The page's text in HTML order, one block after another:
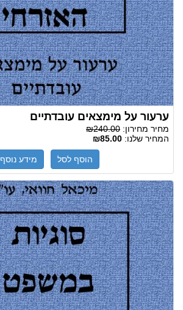
ערעור על מימצאים עובדתיים
מחיר מחירון: ₪240.00
המחיר שלנו: ₪85.00
הוסף לסל מידע נוסף